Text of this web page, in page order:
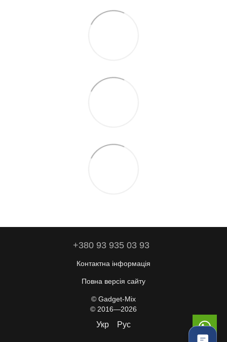
+380 93 935 03 93
Контактна інформація
Повна версія сайту
© Gadget-Mix
© 2016—2026
Укр Рус